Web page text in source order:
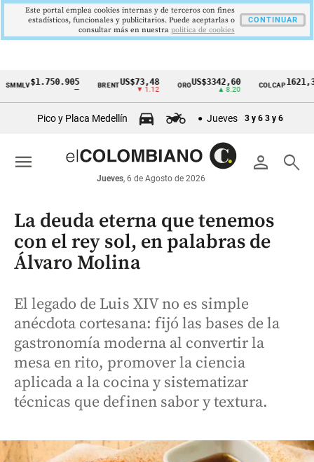
Cintillo
económicos
Colombia
$1.750.905 BRENT US$73,48
▼ 1.12
ORO US$3342,60 COLCAP1621,34
Pico y Placa Medellín Jueves 3 y 6 3 y 6
person search
Jueves, 6 de Agosto de 2026
menu
La deuda eterna que tenemos
con el rey sol, en palabras de
Álvaro Molina
El legado de Luis XIV no es simple
anécdota cortesana: fijó las bases de la
gastronomía moderna al convertir la
mesa en rito, promover la ciencia
aplicada a la cocina y sistematizar
técnicas que definen sabor y textura.
Este portal emplea cookies internas y de terceros con fines
estadísticos, funcionales y publicitarios. Puede aceptarlas o
consultar más en nuestra politica de cookies
CONTINUAR